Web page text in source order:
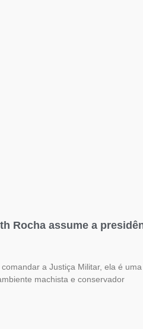
Rocha assume a
a Justiça Militar, ela é
machista e conservador